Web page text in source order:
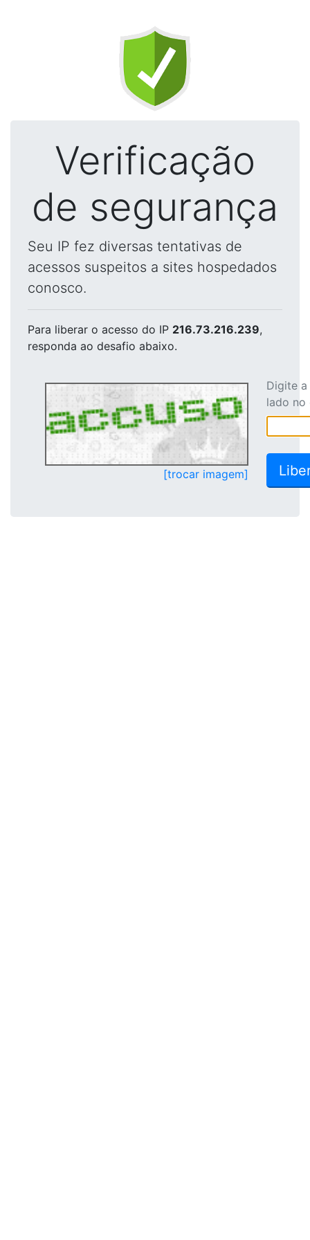
Verificação
de segurança
Seu IP fez diversas tentativas de
acessos suspeitos a sites hospedados
conosco.
Para liberar o acesso do IP 216.73.216.239,
responda ao desafio abaixo.
[trocar imagem]
Digite
lado no